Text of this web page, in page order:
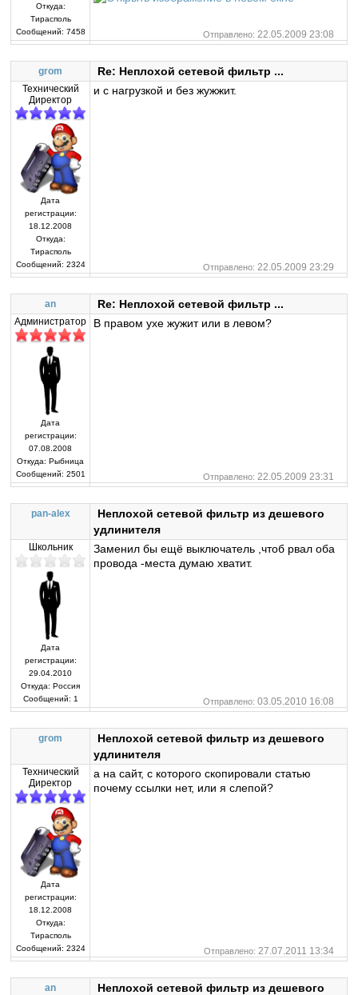
Откуда:
Тирасполь
Сообщений: 7458 Отправлено: 22.05.2009 23:08
grom Re: Неплохой сетевой фильтр ...
Технический
Директор
Дата
регистрации:
18.12.2008
Откуда:
Тирасполь
Сообщений: 2324
и с нагрузкой и без жужжит.
Отправлено: 22.05.2009 23:29
an Re: Неплохой сетевой фильтр ...
Администратор
Дата
регистрации:
07.08.2008
Откуда: Рыбница
Сообщений: 2501
В правом ухе жужит или в левом?
Отправлено: 22.05.2009 23:31
pan-alex
Неплохой сетевой фильтр из дешевого
удлинителя
Школьник
Дата
регистрации:
29.04.2010
Откуда: Россия
Сообщений: 1
Заменил бы ещё выключатель ,чтоб рвал оба
провода -места думаю хватит.
Отправлено: 03.05.2010 16:08
grom
Неплохой сетевой фильтр из дешевого
удлинителя
Технический
Директор
Дата
регистрации:
18.12.2008
Откуда:
Тирасполь
Сообщений: 2324
а на сайт, с которого скопировали статью
почему ссылки нет, или я слепой?
Отправлено: 27.07.2011 13:34
an Неплохой сетевой фильтр из дешевого